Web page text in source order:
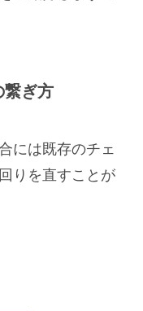
繋ぎ方
には既存のチェ
りを直すことが